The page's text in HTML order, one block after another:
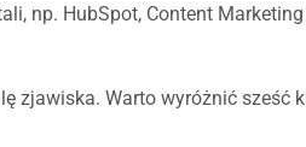
np. HubSpot, Content
zjawiska. Warto wyróżnić sześć